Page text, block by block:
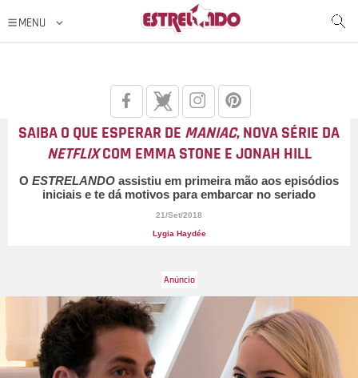
SAIBA O QUE ESPERAR DE MANIAC, NOVA SÉRIE DA
NETFLIXCOM EMMA STONE E JONAH HILL
O ESTRELANDO assistiu em primeira mão aos episódios
iniciais e te dá motivos para embarcar no seriado
21/Set/2018
Lygia Haydée